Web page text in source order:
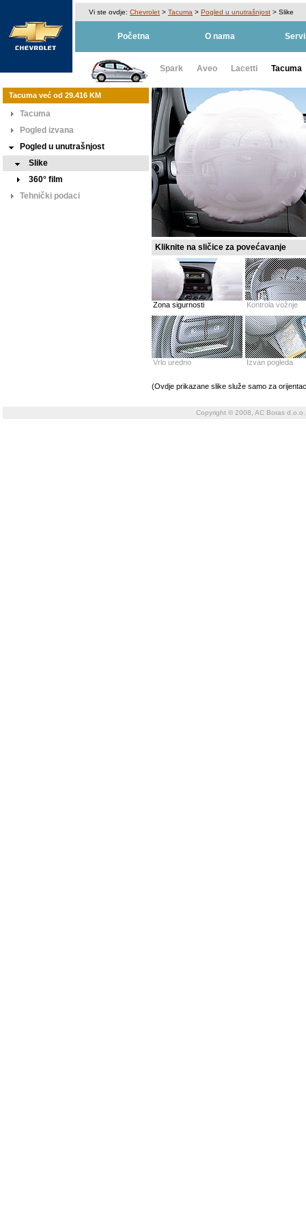
Vi ste ovdje: Chevrolet > Tacuma > Pogled u unutrašnjost > Slike
Početna O nama
Spark Aveo Lacetti Tacuma
Tacuma već od 29.416 KM
Tacuma
Pogled izvana
Pogled u unutrašnjost
Slike
360° film
Tehnički podaci
Kliknite na sličice za povećavanje
Zona sigurnosti Kontrola vožnje
Vrlo uredno Izvan pogleda
(Ovdje prikazane slike služe samo za
Copyright © 2008, AC Boras